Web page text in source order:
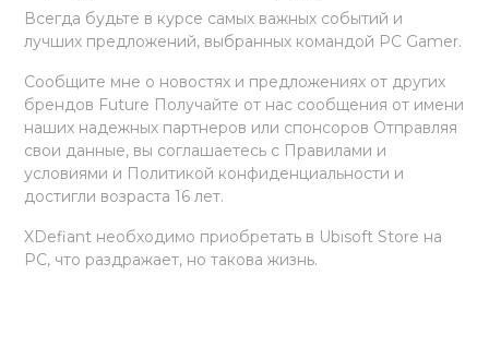
Всегда будьте в курсе самых важных событий и
лучших предложений, выбранных командой PC Gamer.
Сообщите мне о новостях и предложениях от других
брендов Future Получайте от нас сообщения от имени
наших надежных партнеров или спонсоров Отправляя
свои данные, вы соглашаетесь с Правилами и
условиями и Политикой конфиденциальности и
достигли возраста 16 лет.
XDefiant необходимо приобретать в Ubisoft Store на
PC, что раздражает, но такова жизнь.